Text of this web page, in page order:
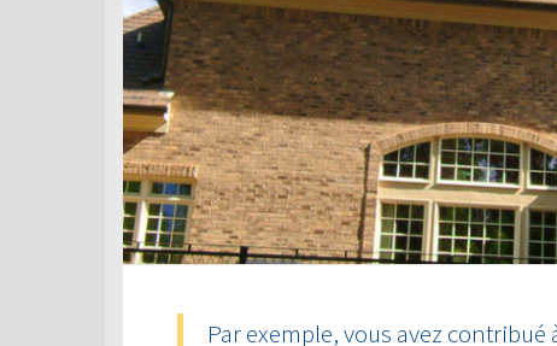
Par exemple, vous avez